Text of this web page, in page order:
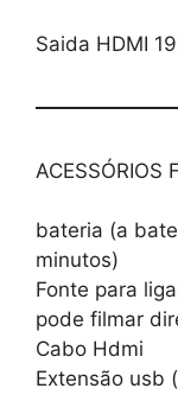
Saida HDMI
ACESSÓRIOS
bateria (a
minutos)
Fonte para
pode filmar
Cabo Hdmi
Extensão usb